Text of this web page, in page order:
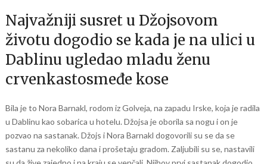
Najvažniji susret u Džojsovom
životu dogodio se kada je na ulici u
Dablinu ugledao mladu ženu
crvenkastosmeđe kose
Bila je to Nora Barnakl, rodom iz Golveja, na zapadu Irske, koja je radila
u Dablinu kao sobarica u hotelu. Džojsa je oborila sa nogu i on je
pozvao na sastanak. Džojs i Nora Barnakl dogovorili su se da se
sastanu za nekoliko dana i prošetaju gradom. Zaljubili su se, nastavili